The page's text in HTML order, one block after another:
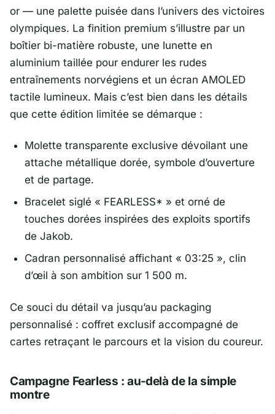
or — une palette puisée dans l’univers des victoires
olympiques. La finition premium s’illustre par un
boîtier bi-matière robuste, une lunette en
aluminium taillée pour endurer les rudes
entraînements norvégiens et un écran AMOLED
tactile lumineux. Mais c’est bien dans les détails
que cette édition limitée se démarque :
Molette transparente exclusive dévoilant une
attache métallique dorée, symbole d’ouverture
et de partage.
Bracelet siglé « FEARLESS* » et orné de
touches dorées inspirées des exploits sportifs
de Jakob.
Cadran personnalisé affichant « 03:25 », clin
d’œil à son ambition sur 1 500 m.
Ce souci du détail va jusqu’au packaging
personnalisé : coffret exclusif accompagné de
cartes retraçant le parcours et la vision du coureur.
Campagne Fearless : au-delà de la simple
montre